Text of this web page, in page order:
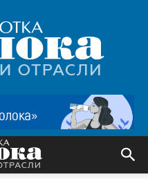
Переработка
молока
|
Новости